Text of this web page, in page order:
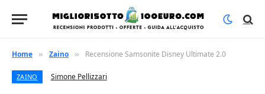
Home » Zaino » Recensione Samsonite Disney Ultimate 2.0
ZAINO Simone Pellizzari